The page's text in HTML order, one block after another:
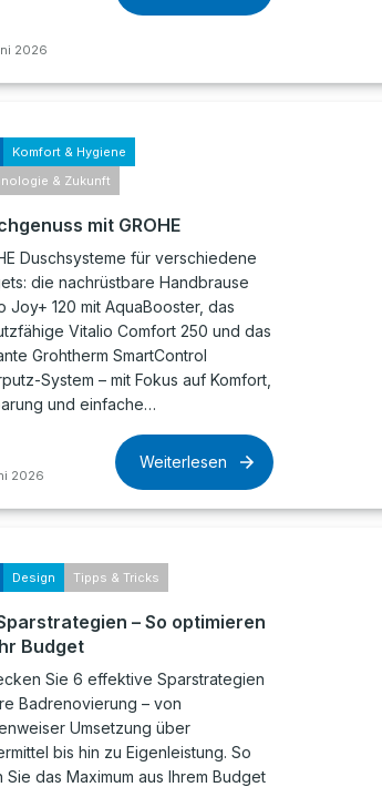
2026
Komfort & Hygiene
& Zukunft
mit GROHE
Duschsysteme für verschiedene
die nachrüstbare Handbrause
Joy+ 120 mit AquaBooster, das
Vitalio Comfort 250 und das
Grohtherm SmartControl
System – mit Fokus auf Komfort,
und einfache…
2026
Weiterlesen
Design Tipps & Tricks
– So optimieren
Budget
Sie 6 effektive Sparstrategien
Badrenovierung – von
Umsetzung über
bis hin zu Eigenleistung. So
Sie das Maximum aus Ihrem Budget